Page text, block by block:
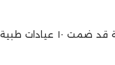
حيث صرح السيد وكيل الوزارة أن القافلة قد ضمت ١٠ عيادات طبية